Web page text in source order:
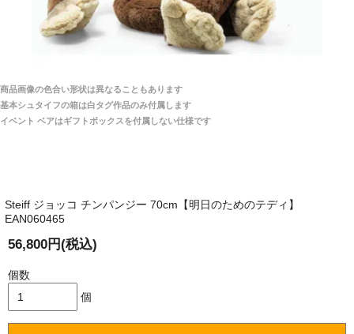
商品は直接海外から届くのですか。受取の際、関税な
どはかかりますか？
関税はすべて当店にて処理しますのでお客様のご負担
は一切ありません。
国内で一度検品をしますので、決済確認後、２～４
尚、オーダー注文の場合は４～８週間でのお届けとな
場合がありますので、ご了承の程よろしくお願い致し
ます。）
安心感がありました」
大阪府 Y・W 様 （男性）
「取り扱っているNetショップで一番信用出来
「ベアちゃんの紹介分が丁寧に書かれていたこ
商品画像の色合い形状は異なることもあります
基本シュタイフの箱は白タグ作品のみ付属します
イベント ベアはギフトボックスを付属しない仕様です
Steiff ジョッコ チンパンジー 70cm【明日のためのテディ】
EAN060465
56,800円(税込)
個数
個